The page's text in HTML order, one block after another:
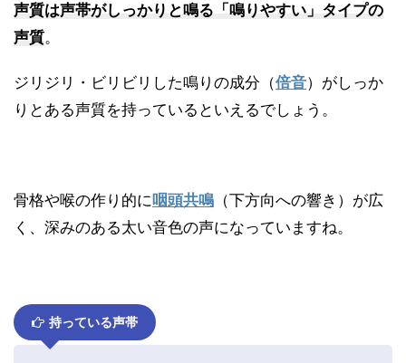
声質は声帯がしっかりと鳴る「鳴りやすい」タイプの
声質。
ジリジリ・ビリビリした鳴りの成分（倍音）がしっか
りとある声質を持っているといえるでしょう。
骨格や喉の作り的に咽頭共鳴 （下方向への響き）が広
く、深みのある太い音色の声になっていますね。
持っている声帯